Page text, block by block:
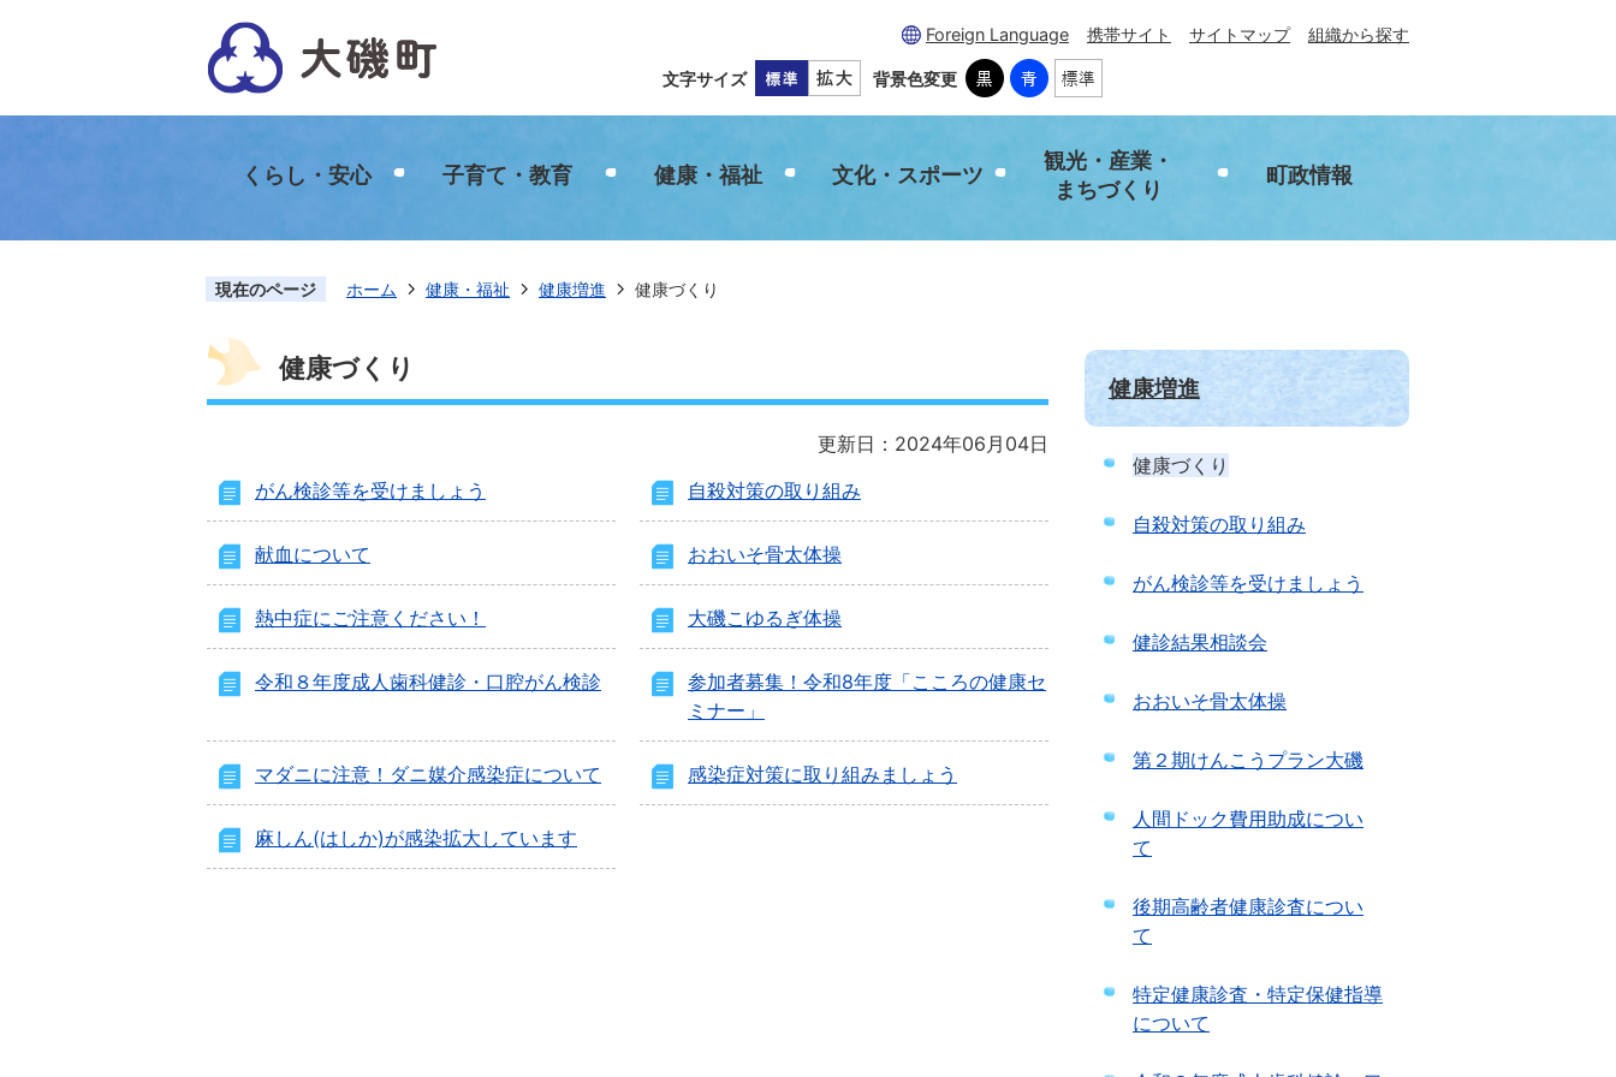
Foreign Language 携帯サイト サイトマップ 組織から探す
文字サイズ 背景色変更
くらし・安心 子育て・教育 健康・福祉 文化・スポーツ
観光・産業・
まちづくり
町政情報
現在のページ ホーム 健康・福祉 健康増進 健康づくり
健康づくり
更新日：2024年06月04日
がん検診等を受けましょう
自殺対策の取り組み
献血について おおいそ骨太体操
熱中症にご注意ください！ 大磯こゆるぎ体操
令和８年度成人歯科健診・口腔がん検診
参加者募集！令和8年度「こころの健康セ
ミナー」
マダニに注意！ダニ媒介感染症について 感染症対策に取り組みましょう
麻しん(はしか)が感染拡大しています
健康増進
健康づくり
自殺対策の取り組み
がん検診等を受けましょう
健診結果相談会
おおいそ骨太体操
第２期けんこうプラン大磯
人間ドック費用助成につい
て
後期高齢者健康診査につい
て
特定健康診査・特定保健指導
について